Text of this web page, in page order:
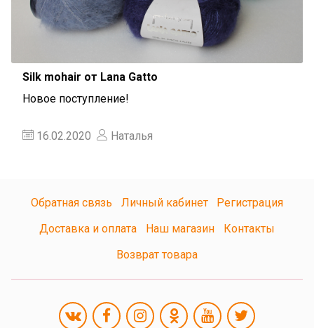
Silk mohair от Lana Gatto
Новое поступление!
16.02.2020 Наталья
Обратная связь Личный кабинет
Регистрация
Доставка и оплата
Наш магазин
Контакты
Возврат товара